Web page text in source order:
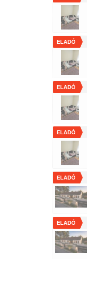
ELADÓ
ELADÓ
ELADÓ
ELADÓ
ELADÓ